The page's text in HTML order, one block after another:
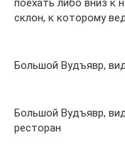
поехать либо вниз к
склон, к которому
Большой Вудъявр,
Большой Вудъявр,
ресторан